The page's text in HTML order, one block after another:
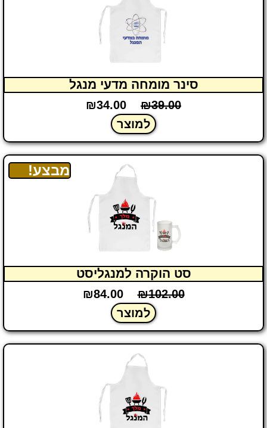
סינר מומחה מדעי מנגל
₪39.00
₪34.00
למוצר
מבצע!
סט הוקרה למנגליסט
₪102.00
₪84.00
למוצר